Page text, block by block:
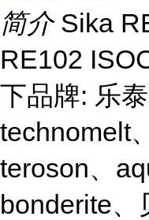
简介 Sika
RE102
下品牌: 乐泰
technomelt
teroson、
bonderite、